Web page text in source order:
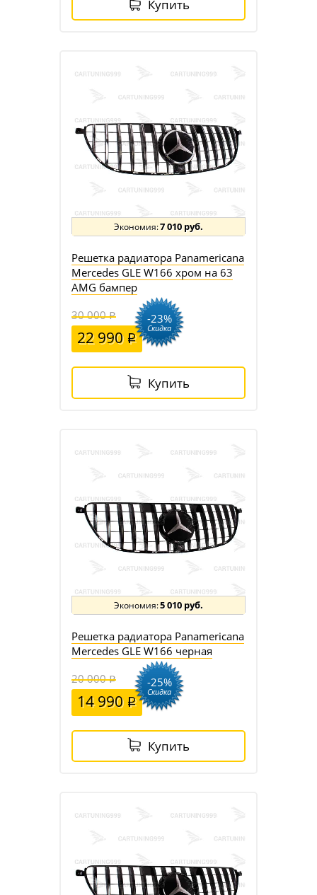
Купить
7 010 руб.
Решетка радиатора Panamericana
Mercedes GLE W166 хром на 63
AMG бампер
30 000
22 990
-23%
Скидка
Купить
5 010 руб.
Решетка радиатора Panamericana
Mercedes GLE W166 черная
20 000
14 990
-25%
Скидка
Купить